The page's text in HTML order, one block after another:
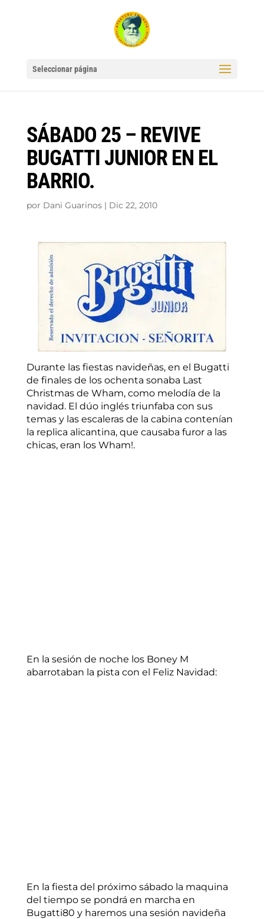
Seleccionar página
SÁBADO 25 – REVIVE
BUGATTI JUNIOR EN EL
BARRIO.
por Dani Guarinos| Dic 22, 2010
Durante las fiestas navideñas, en el Bugatti
de finales de los ochenta sonaba Last
Christmas de Wham, como melodía de la
navidad. El dúo inglés triunfaba con sus
temas y las escaleras de la cabina contenían
la replica alicantina, que causaba furor a las
chicas, eran los Wham!.
En la sesión de noche los Boney M
abarrotaban la pista con el Feliz Navidad:
En la fiesta del próximo sábado la maquina
del tiempo se pondrá en marcha en
Bugatti80 y haremos una sesión navideña